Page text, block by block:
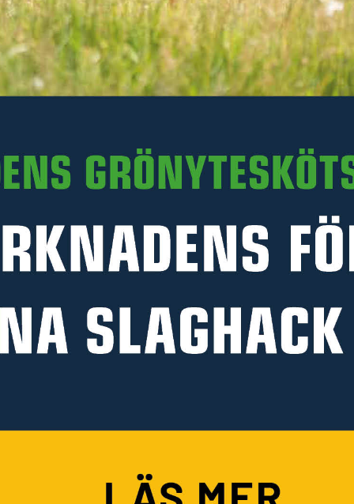
LÄGG I VARUKORGEN
Art. nr R35-185.039
Läs mer
PRODUKTINFORMATION